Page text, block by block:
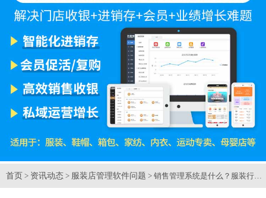
首页 > 资讯动态 > 服装店管理软件问题 > 销售管理系统是什么？服装行业